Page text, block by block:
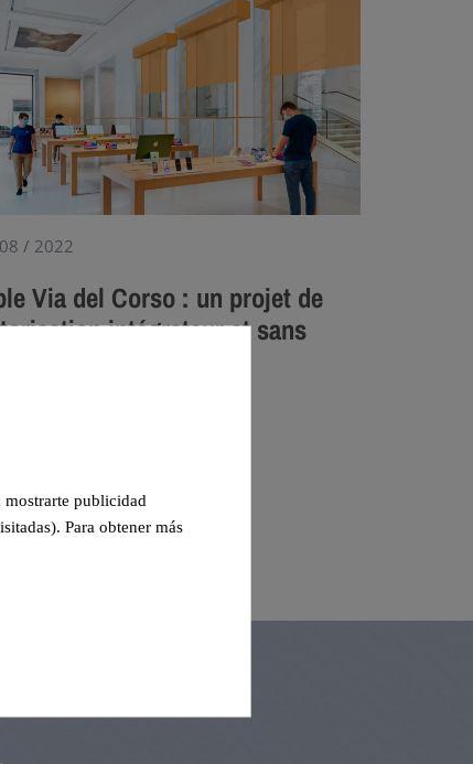
/ 2022
Via del Corso : un projet de
intégrateur et sans
mostrarte publicidad
Para obtener más